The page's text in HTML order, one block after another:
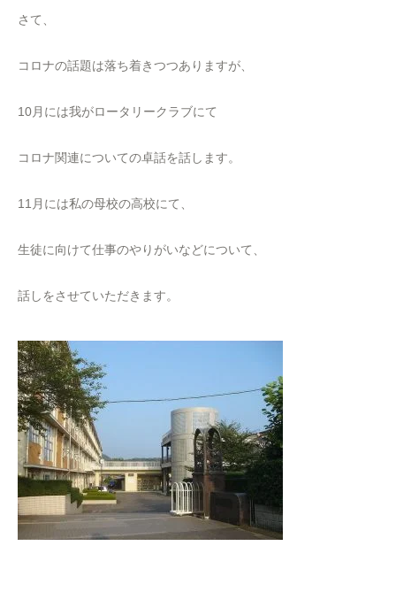
さて、
コロナの話題は落ち着きつつありますが、
10月には我がロータリークラブにて
コロナ関連についての卓話を話します。
11月には私の母校の高校にて、
生徒に向けて仕事のやりがいなどについて、
話しをさせていただきます。